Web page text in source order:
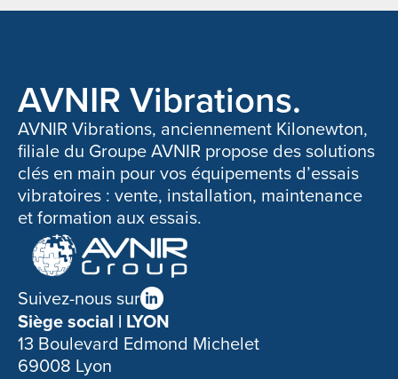
AVNIR Vibrations.
AVNIR Vibrations, anciennement Kilonewton,
filiale du Groupe AVNIR propose des solutions
clés en main pour vos équipements d’essais
vibratoires : vente, installation, maintenance
et formation aux essais.
Suivez-nous sur
Siège social | LYON
13 Boulevard Edmond Michelet
69008 Lyon